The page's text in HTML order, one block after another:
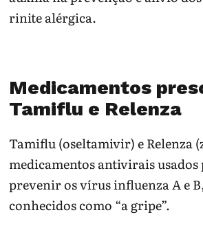
rinite alérgica.
Medicamentos
Tamiflu e Relenza
Tamiflu (oseltamivir) e Relenza
medicamentos antivirais
prevenir os vírus influenza A e
conhecidos como “a gripe”.